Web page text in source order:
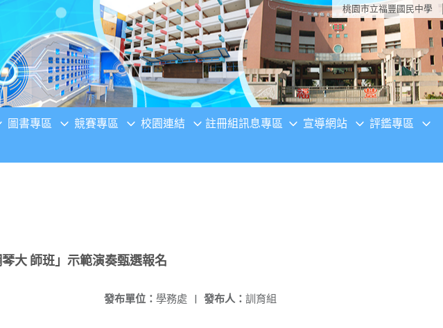
桃園市立福豐國民中學
圖書專區 競賽專區 校園連結 註冊組訊息專區 宣導網站 評鑑專區
大 師班」示範演奏甄選報名
發布人： 訓育組
發布單位： 學務處 |